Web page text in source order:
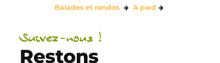
Balades et randos A pied
Suivez-nous !
Restons